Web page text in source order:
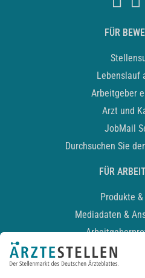
FÜR
Lebenslauf
Arbeitgeber
Arzt und
JobMail
Durchsuchen Sie
FÜR
Produkte
Mediadaten &
Recruiting-